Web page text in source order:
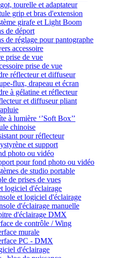
tourelle et adaptateur
grip et bras d'extension
girafe et Light Boom
de déport
de réglage pour pantographe
accessoire
prise de vue
prise de vue
réflecteur et diffuseur
flux, drapeau et écran
à gélatine et réflecteur
et diffuseur pliant
à lumière ‘’Soft Box’’
chinoise
pour réflecteur
et support
photo ou vidéo
pour fond photo ou vidéo
de studio portable
de prises de vues
logiciel d'éclairage
et logiciel d'éclairage
d'éclairage manuelle
d'éclairage DMX
de contrôle / Wing
murale
PC - DMX
d'éclairage